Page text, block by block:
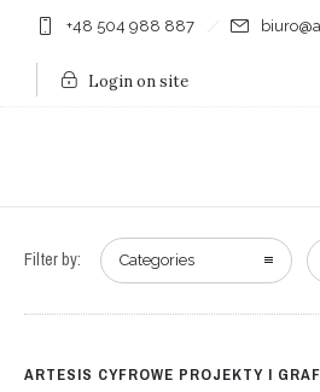
+48 504 988 887
Login on site
Filter by: Categories
ARTESIS CYFROWE PROJEKTY I